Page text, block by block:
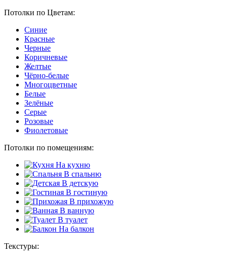
Потолки по Цветам:
Синие
Красные
Черные
Коричневые
Желтые
Чёрно-белые
Многоцветные
Белые
Зелёные
Серые
Розовые
Фиолетовые
Потолки по помещениям:
На кухню
В спальню
В детскую
В гостиную
В прихожую
В ванную
В туалет
На балкон
Текстуры: